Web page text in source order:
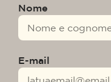
Nome
E-mail